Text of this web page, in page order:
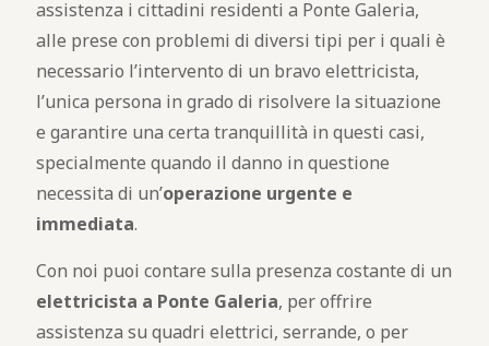
assistenza i cittadini residenti a Ponte Galeria,
alle prese con problemi di diversi tipi per i quali è
necessario l’intervento di un bravo elettricista,
l’unica persona in grado di risolvere la situazione
e garantire una certa tranquillità in questi casi,
specialmente quando il danno in questione
necessita di un’operazione urgente e
immediata.
Con noi puoi contare sulla presenza costante di un
elettricista a Ponte Galeria, per offrire
assistenza su quadri elettrici, serrande, o per